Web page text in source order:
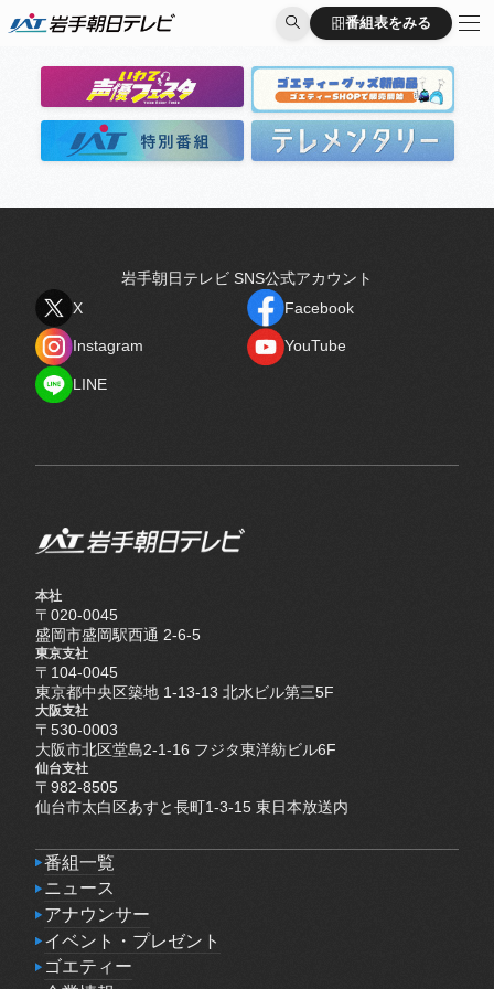
番組表をみる
番組表をみる
岩手朝日テレビ SNS公式アカウント
X
Facebook
Instagram
YouTube
LINE
本社
〒020-0045
盛岡市盛岡駅西通 2-6-5
東京支社
〒104-0045
東京都中央区築地 1-13-13 北水ビル第三5F
大阪支社
〒530-0003
大阪市北区堂島2-1-16 フジタ東洋紡ビル6F
仙台支社
〒982-8505
仙台市太白区あすと長町1-3-15 東日本放送内
番組一覧
番組一覧
ニュース
ニュース
アナウンサー
アナウンサー
イベント・プレゼント
イベント・プレゼント
ゴエティー